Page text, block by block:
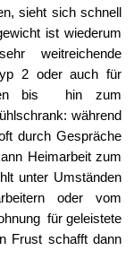
sieht sich schnell
ist wiederum
weitreichende
2 oder auch für
bis hin zum
während
durch Gespräche
Heimarbeit zum
unter Umständen
oder vom
für geleistete
Frust schafft dann